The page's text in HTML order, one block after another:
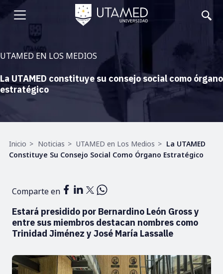
Pasar
contenido
principal
Abrir
menu
UTAMED EN LOS MEDIOS
La UTAMED constituye su consejo social como órgano
estratégico
Ruta
de
Inicio Noticias UTAMED en Los Medios
La UTAMED
Constituye Su Consejo Social Como Órgano Estratégico
Comparte en
Estará presidido por Bernardino León Gross y
entre sus miembros destacan nombres como
Trinidad Jiménez y José María Lassalle